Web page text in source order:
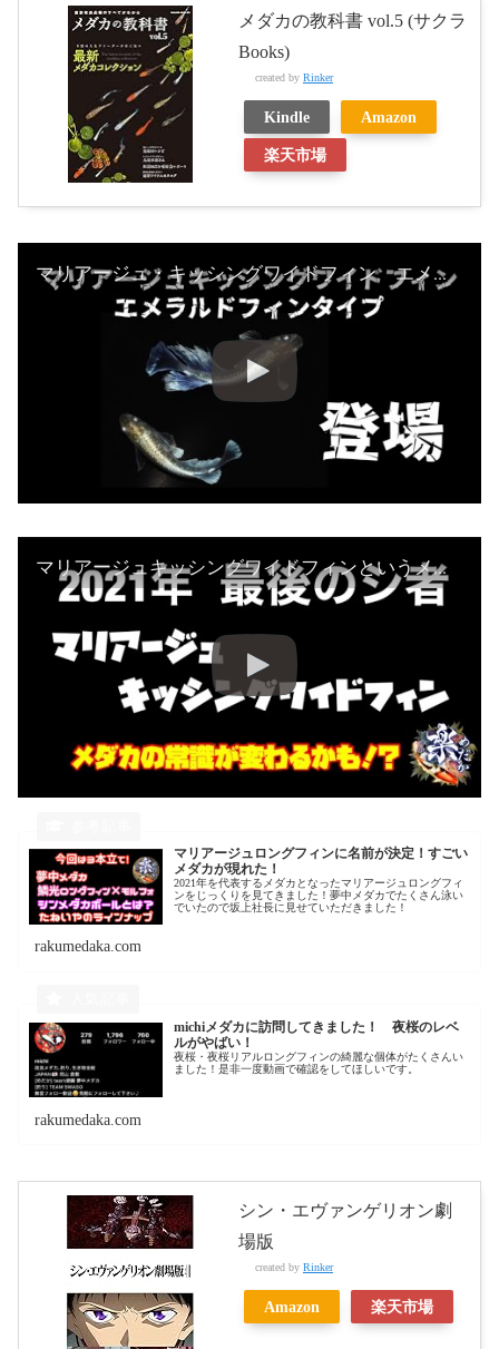
メダカの教科書 vol.5 (サクラ
Books)
created by Rinker
Kindle Amazon
楽天市場
マリアージュ・キッシングワイドフィン エメラルドフィンタイプ 垂水氏の最新品種 @楽めだか どこまで進化？
マリアージュキッシングワイドフィンというメダカとは？@楽めだか【rakumedaka】aquarium ch
マリアージュロングフィンに名前が決定！すごい
メダカが現れた！
2021年を代表するメダカとなったマリアージュロングフィ
ンをじっくりを見てきました！夢中メダカでたくさん泳い
でいたので坂上社長に見せていただきました！
rakumedaka.com
michiメダカに訪問してきました！ 夜桜のレベ
ルがやばい！
夜桜・夜桜リアルロングフィンの綺麗な個体がたくさんい
ました！是非一度動画で確認をしてほしいです。
rakumedaka.com
シン・エヴァンゲリオン劇
場版
created by Rinker
Amazon 楽天市場